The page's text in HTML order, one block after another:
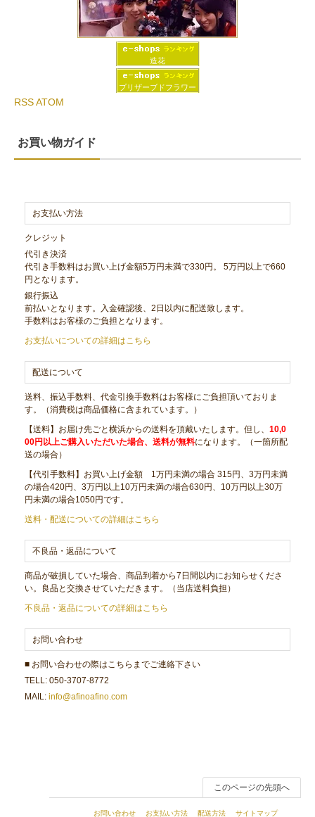
造花
プリザーブドフラワー
RSSATOM
お買い物ガイド
お支払い方法
クレジット
代引き決済
代引き手数料はお買い上げ金額5万円未満で330円。 5万円以上で660
円となります。
銀行振込
前払いとなります。入金確認後、2日以内に配送致します。
手数料はお客様のご負担となります。
お支払いについての詳細はこちら
配送について
送料、振込手数料、代金引換手数料はお客様にご負担頂いておりま
す。（消費税は商品価格に含まれています。）
【送料】お届け先ごと横浜からの送料を頂戴いたします。但し、10,0
00円以上ご購入いただいた場合、送料が無料になります。（一箇所配
送の場合）
【代引手数料】お買い上げ金額 1万円未満の場合 315円、3万円未満
の場合420円、3万円以上10万円未満の場合630円、10万円以上30万
円未満の場合1050円です。
送料・配送についての詳細はこちら
不良品・返品について
商品が破損していた場合、商品到着から7日間以内にお知らせくださ
い。良品と交換させていただきます。（当店送料負担）
不良品・返品についての詳細はこちら
お問い合わせ
■ お問い合わせの際はこちらまでご連絡下さい
TELL: 050-3707-8772
MAIL:info@afinoafino.com
このページの先頭へ
お問い合わせ お支払い方法 配送方法 サイトマップ